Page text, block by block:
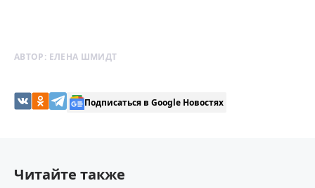
АВТОР: ЕЛЕНА ШМИДТ
Подписаться в Google Новостях
Читайте также